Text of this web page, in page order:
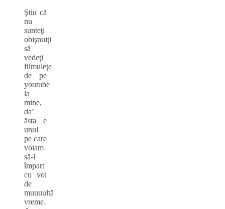
Ştiu că
nu
sunteţi
obişnuiţi
să
vedeţi
filmuleţe
de pe
youtube
la
mine,
da’
ăsta e
unul
pe care
voiam
să-l
împart
cu voi
de
muuuultă
vreme.